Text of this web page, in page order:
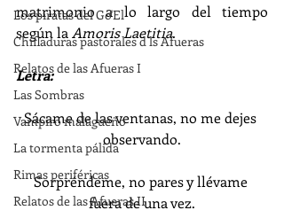
Los piratas del Go'El
Chifladuras pastorales d ls Afueras
Relatos de las Afueras I
Las Sombras
Vampiro malagueño
La tormenta pálida
Rimas periféricas
Relatos de las Afueras II
matrimonio a lo largo del tiempo
según la Amoris Laetitia.
Letra:
Sácame de las ventanas, no me dejes
observando.
Sorpréndeme, no pares y llévame
fuera de una vez.